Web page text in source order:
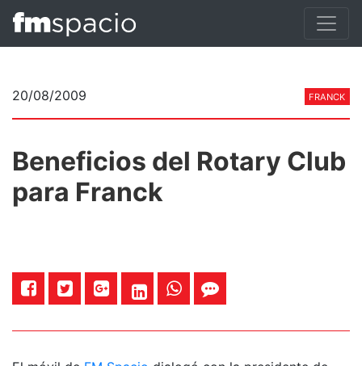
20/08/2009 FRANCK
Beneficios del Rotary Club
para Franck